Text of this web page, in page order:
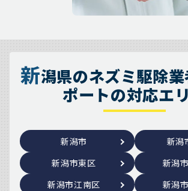
新潟県のネズミ駆除
ポートの対応エ
新潟市
新潟
新潟市東区
新潟
新潟市江南区
新潟